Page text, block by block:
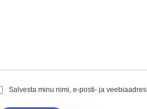
Salvesta minu nimi, e-posti- ja